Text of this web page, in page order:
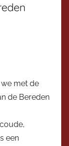
met de
de Bereden
een